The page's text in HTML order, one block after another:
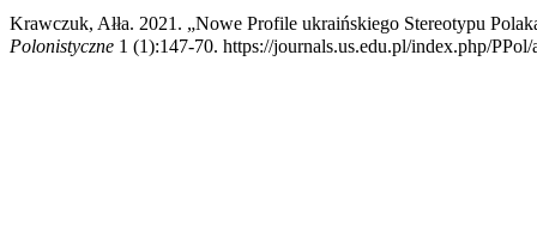
Krawczuk, Ałła. 2021. „Nowe Profile ukraińskiego Stereotypu
Polonistyczne 1 (1):147-70. https://journals.us.edu.pl/index.php/